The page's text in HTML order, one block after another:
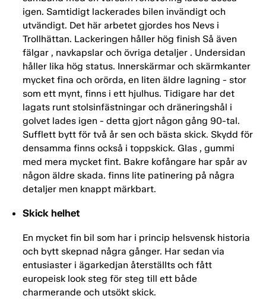
igen. Samtidigt lackerades bilen invändigt och
utvändigt. Det här arbetet gjordes hos Nevs i
Trollhättan. Lackeringen håller hög finish Så även
fälgar , navkapslar och övriga detaljer . Undersidan
håller lika hög status. Innerskärmar och skärmkanter
mycket fina och orörda, en liten äldre lagning - stor
som ett mynt, finns i ett hjulhus. Tidigare har det
lagats runt stolsinfästningar och dräneringshål i
golvet lades igen - detta gjort någon gång 90-tal.
Sufflett bytt för två år sen och bästa skick. Skydd för
densamma finns också i toppskick. Glas , gummi
med mera mycket fint. Bakre kofångare har spår av
någon äldre skada. finns lite patinering på några
detaljer men knappt märkbart.
Skick helhet
En mycket fin bil som har i princip helsvensk historia
och bytt skepnad några gånger. Har sedan via
entusiaster i ägarkedjan återställts och fått
europeisk look steg för steg till ett både
charmerande och utsökt skick.